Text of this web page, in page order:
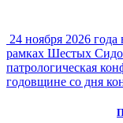
24 ноября 2026
рамках Шестых
патрологическая
годовщине со дня